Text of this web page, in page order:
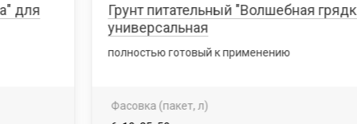
Грунт питательный "Волшебная грядка"
универсальная
полностью готовый к применению
Фасовка (пакет, л)